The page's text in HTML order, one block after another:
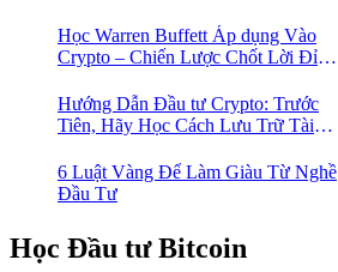
Học Warren Buffett Áp dụng Vào
Crypto – Chiến Lược Chốt Lời Đỉnh
Hướng Dẫn Đầu tư Crypto: Trước
Tiên, Hãy Học Cách Lưu Trữ Tài
6 Luật Vàng Để Làm Giàu Từ Nghề
Đầu Tư
Học Đầu tư Bitcoin